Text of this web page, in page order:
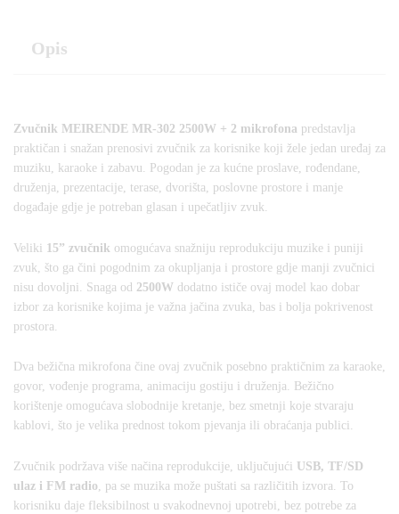
Opis
Zvučnik MEIRENDE MR-302 2500W + 2 mikrofona predstavlja
praktičan i snažan prenosivi zvučnik za korisnike koji žele jedan uređaj za
muziku, karaoke i zabavu. Pogodan je za kućne proslave, rođendane,
druženja, prezentacije, terase, dvorišta, poslovne prostore i manje
događaje gdje je potreban glasan i upečatljiv zvuk.
Veliki 15” zvučnik omogućava snažniju reprodukciju muzike i puniji
zvuk, što ga čini pogodnim za okupljanja i prostore gdje manji zvučnici
nisu dovoljni. Snaga od 2500W dodatno ističe ovaj model kao dobar
izbor za korisnike kojima je važna jačina zvuka, bas i bolja pokrivenost
prostora.
Dva bežična mikrofona čine ovaj zvučnik posebno praktičnim za karaoke,
govor, vođenje programa, animaciju gostiju i druženja. Bežično
korištenje omogućava slobodnije kretanje, bez smetnji koje stvaraju
kablovi, što je velika prednost tokom pjevanja ili obraćanja publici.
Zvučnik podržava više načina reprodukcije, uključujući USB, TF/SD
ulaz i FM radio, pa se muzika može puštati sa različitih izvora. To
korisniku daje fleksibilnost u svakodnevnoj upotrebi, bez potrebe za